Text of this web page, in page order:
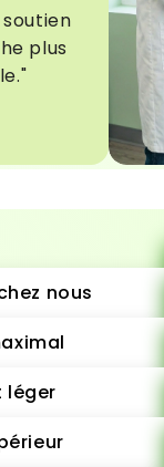
plus
nous
léger